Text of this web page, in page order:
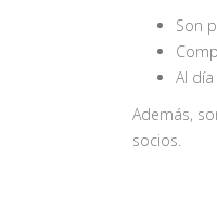
Son
Al
Además,
socios.